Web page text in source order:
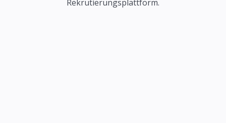
Rekrutierungsplattform.